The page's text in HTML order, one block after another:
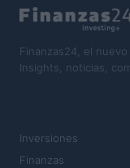
Finanzas24, el
Insights, noticias,
Inversiones
Finanzas